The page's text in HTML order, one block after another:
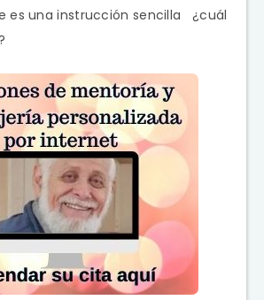
es una instrucción sencilla ¿cuál